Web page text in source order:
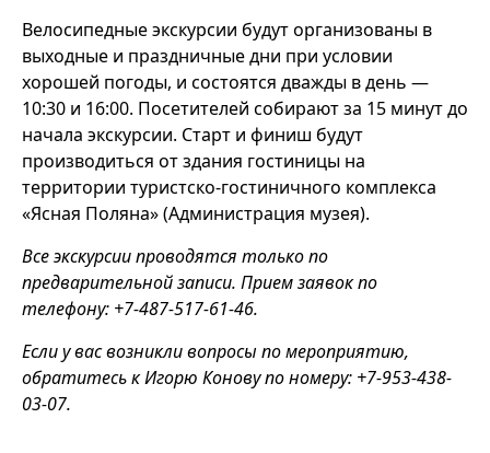
Велосипедные экскурсии будут организованы в
выходные и праздничные дни при условии
хорошей погоды, и состоятся дважды в день —
10:30 и 16:00. Посетителей собирают за 15 минут до
начала экскурсии. Старт и финиш будут
производиться от здания гостиницы на
территории туристско-гостиничного комплекса
«Ясная Поляна» (Администрация музея).
Все экскурсии проводятся только по
предварительной записи. Прием заявок по
телефону: +7-487-517-61-46.
Если у вас возникли вопросы по мероприятию,
обратитесь к Игорю Конову по номеру: +7-953-438-
03-07.